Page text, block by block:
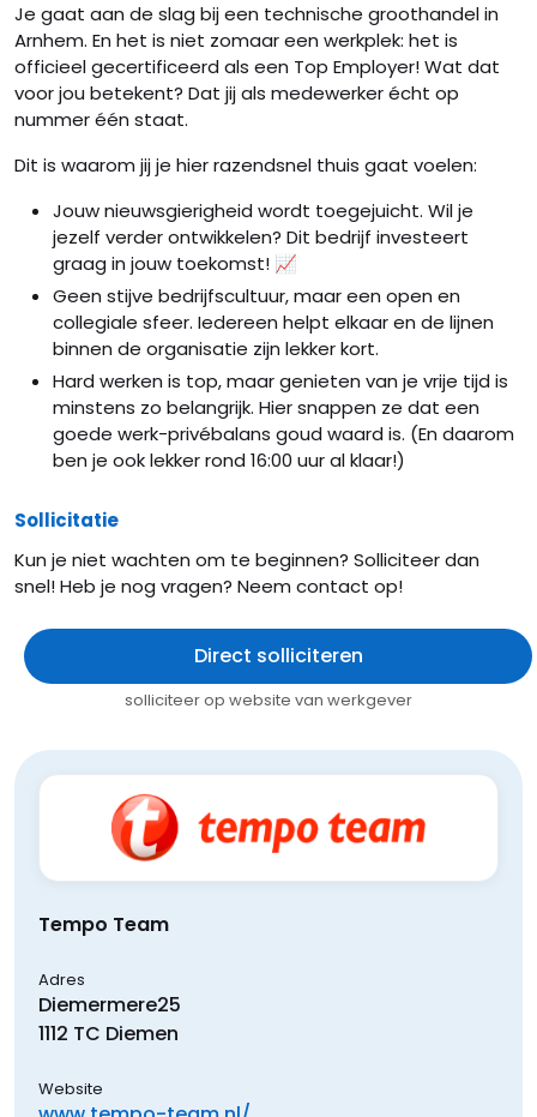
Je gaat aan de slag bij een technische groothandel in
Arnhem. En het is niet zomaar een werkplek: het is
officieel gecertificeerd als een Top Employer! Wat dat
voor jou betekent? Dat jij als medewerker écht op
nummer één staat.
Dit is waarom jij je hier razendsnel thuis gaat voelen:
Jouw nieuwsgierigheid wordt toegejuicht. Wil je
jezelf verder ontwikkelen? Dit bedrijf investeert
graag in jouw toekomst! 📈
Geen stijve bedrijfscultuur, maar een open en
collegiale sfeer. Iedereen helpt elkaar en de lijnen
binnen de organisatie zijn lekker kort.
Hard werken is top, maar genieten van je vrije tijd is
minstens zo belangrijk. Hier snappen ze dat een
goede werk-privébalans goud waard is. (En daarom
ben je ook lekker rond 16:00 uur al klaar!)
Sollicitatie
Kun je niet wachten om te beginnen? Solliciteer dan
snel! Heb je nog vragen? Neem contact op!
Direct solliciteren
solliciteer op website van werkgever
Tempo Team
Adres
Diemermere25
1112 TC Diemen
Website